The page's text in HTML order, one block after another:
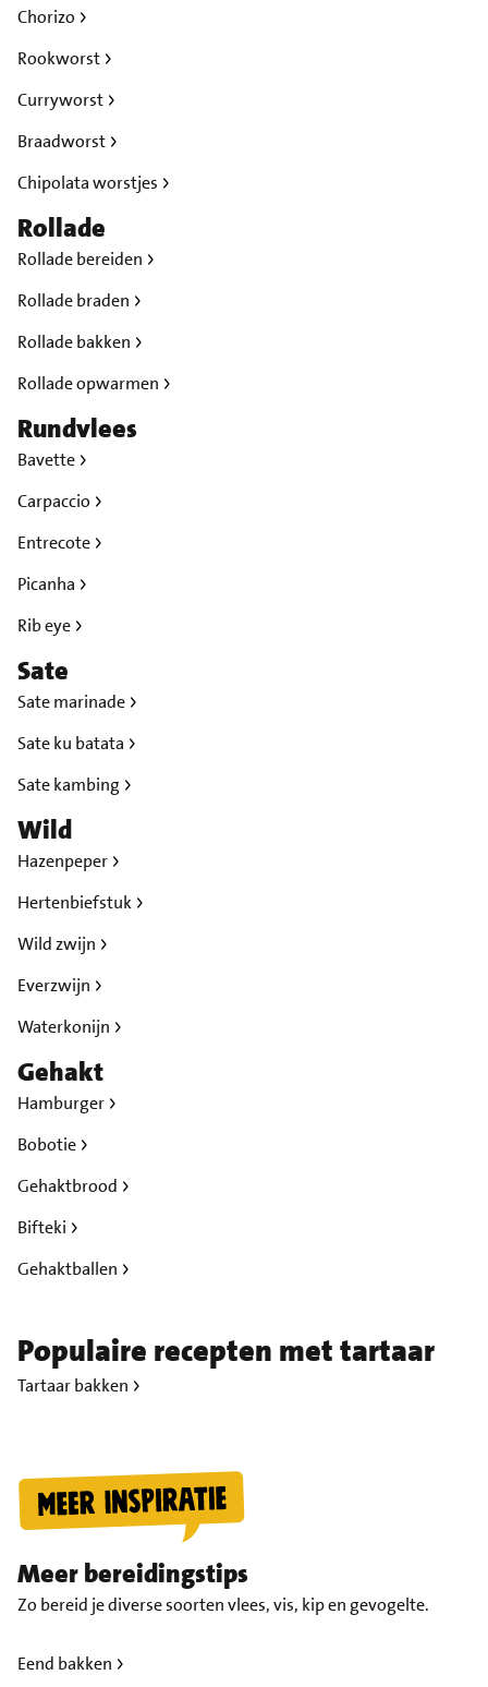
Chorizo
Rookworst
Curryworst
Braadworst
Chipolata worstjes
Rollade
Rollade bereiden
Rollade braden
Rollade bakken
Rollade opwarmen
Rundvlees
Bavette
Carpaccio
Entrecote
Picanha
Rib eye
Sate
Sate marinade
Sate ku batata
Sate kambing
Wild
Hazenpeper
Hertenbiefstuk
Wild zwijn
Everzwijn
Waterkonijn
Gehakt
Hamburger
Bobotie
Gehaktbrood
Bifteki
Gehaktballen
Populaire recepten met tartaar
Tartaar bakken
Meer bereidingstips
Zo bereid je diverse soorten vlees, vis, kip en gevogelte.
Eend bakken